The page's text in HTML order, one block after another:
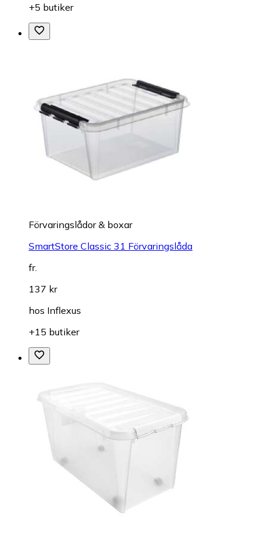
+5 butiker
Förvaringslådor & boxar
SmartStore Classic 31 Förvaringslåda
fr.
137 kr
hos Inflexus
+15 butiker